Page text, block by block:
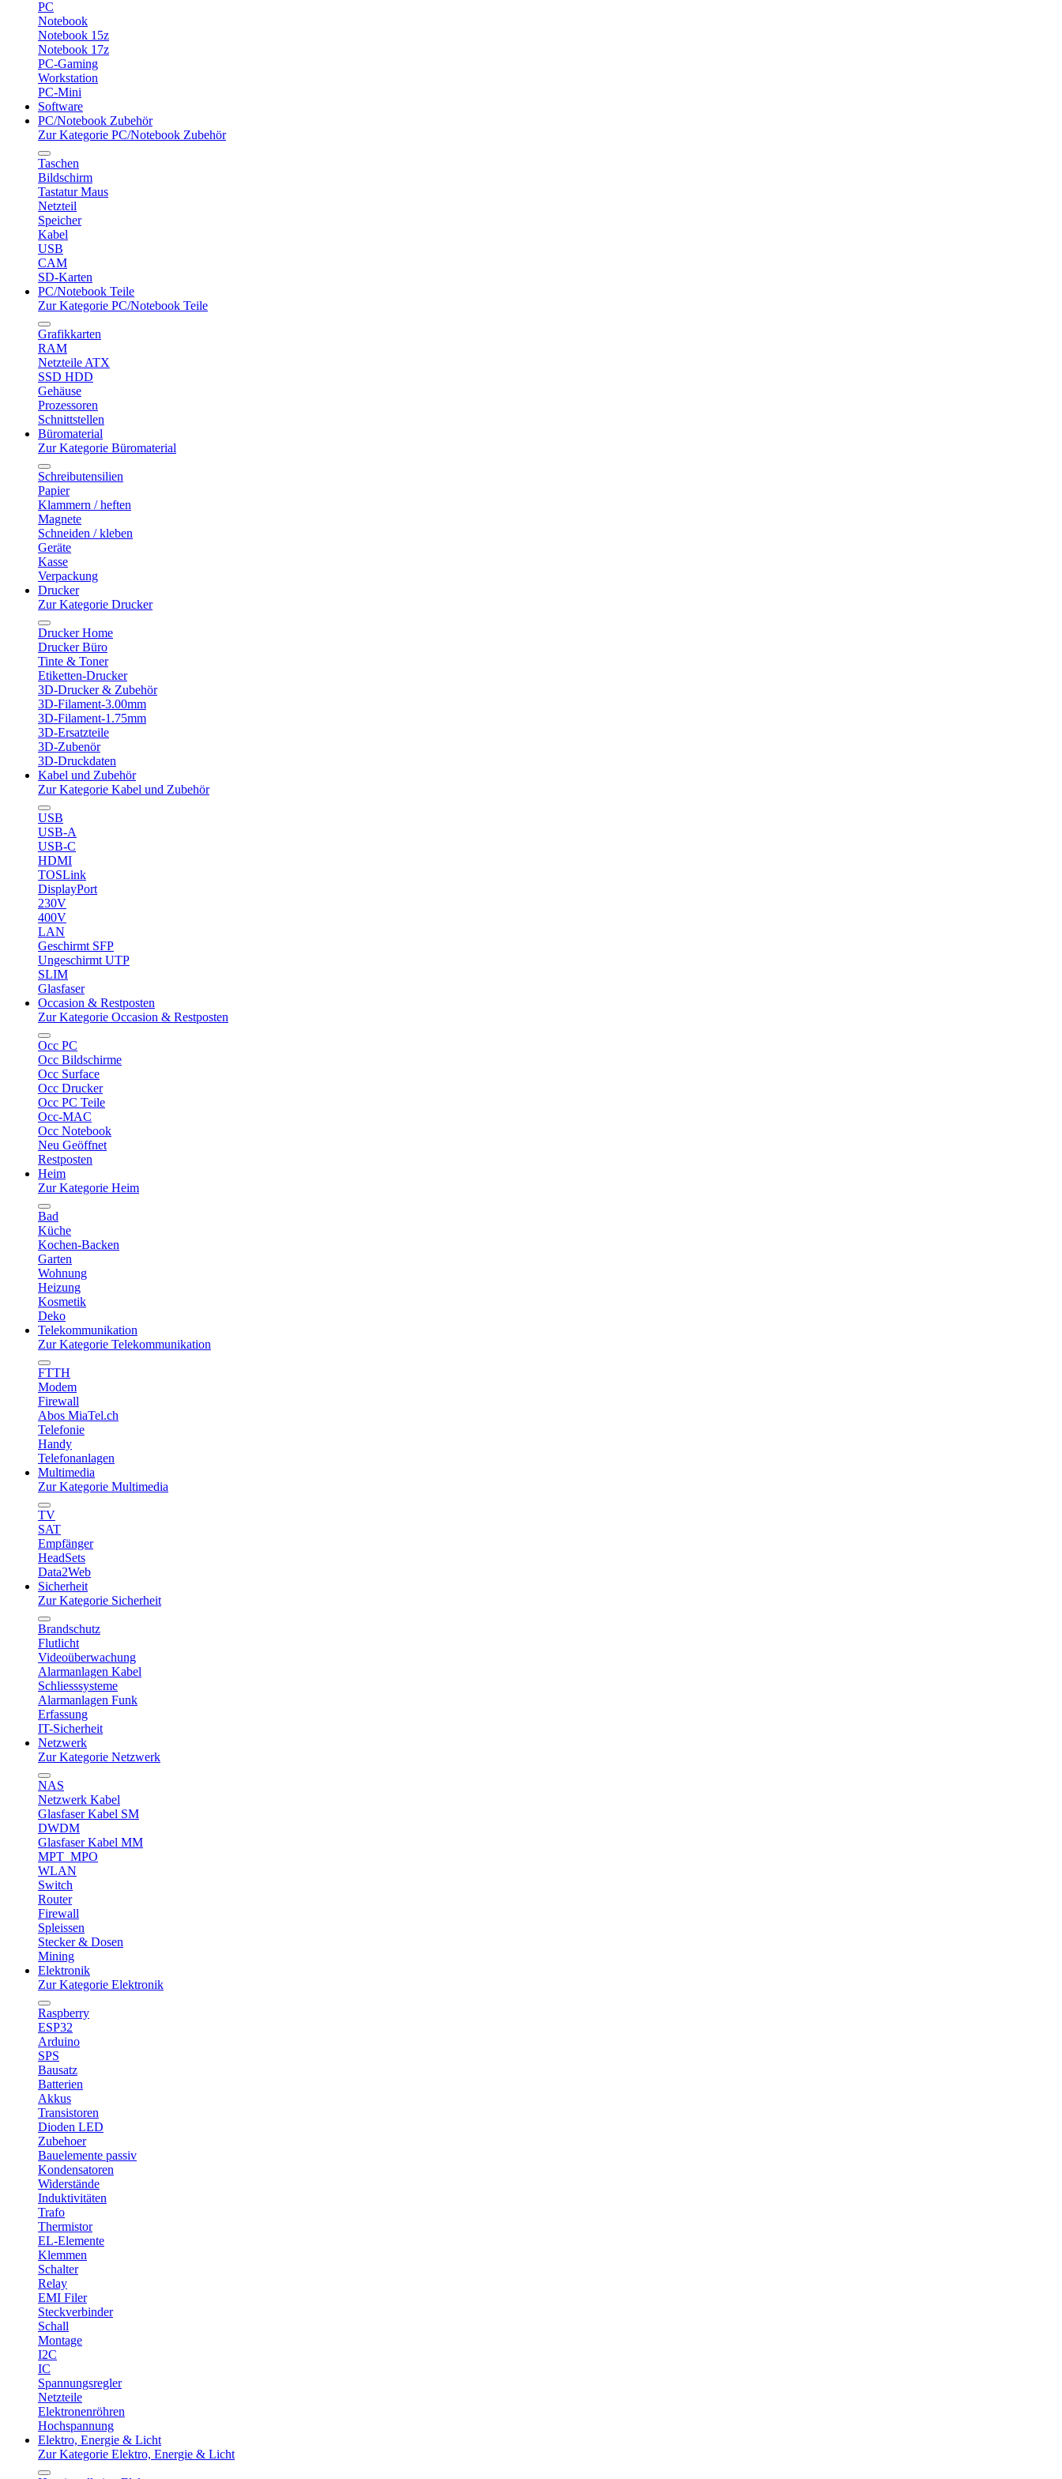
PC
Notebook
Notebook 15z
Notebook 17z
PC-Gaming
Workstation
PC-Mini
Software
PC/Notebook Zubehör
Zur Kategorie PC/Notebook Zubehör
Taschen
Bildschirm
Tastatur Maus
Netzteil
Speicher
Kabel
USB
CAM
SD-Karten
PC/Notebook Teile
Zur Kategorie PC/Notebook Teile
Grafikkarten
RAM
Netzteile ATX
SSD HDD
Gehäuse
Prozessoren
Schnittstellen
Büromaterial
Zur Kategorie Büromaterial
Schreibutensilien
Papier
Klammern / heften
Magnete
Schneiden / kleben
Geräte
Kasse
Verpackung
Drucker
Zur Kategorie Drucker
Drucker Home
Drucker Büro
Tinte & Toner
Etiketten-Drucker
3D-Drucker & Zubehör
3D-Filament-3.00mm
3D-Filament-1.75mm
3D-Ersatzteile
3D-Zubenör
3D-Druckdaten
Kabel und Zubehör
Zur Kategorie Kabel und Zubehör
USB
USB-A
USB-C
HDMI
TOSLink
DisplayPort
230V
400V
LAN
Geschirmt SFP
Ungeschirmt UTP
SLIM
Glasfaser
Occasion & Restposten
Zur Kategorie Occasion & Restposten
Occ PC
Occ Bildschirme
Occ Surface
Occ Drucker
Occ PC Teile
Occ-MAC
Occ Notebook
Neu Geöffnet
Restposten
Heim
Zur Kategorie Heim
Bad
Küche
Kochen-Backen
Garten
Wohnung
Heizung
Kosmetik
Deko
Telekommunikation
Zur Kategorie Telekommunikation
FTTH
Modem
Firewall
Abos MiaTel.ch
Telefonie
Handy
Telefonanlagen
Multimedia
Zur Kategorie Multimedia
TV
SAT
Empfänger
HeadSets
Data2Web
Sicherheit
Zur Kategorie Sicherheit
Brandschutz
Flutlicht
Videoüberwachung
Alarmanlagen Kabel
Schliesssysteme
Alarmanlagen Funk
Erfassung
IT-Sicherheit
Netzwerk
Zur Kategorie Netzwerk
NAS
Netzwerk Kabel
Glasfaser Kabel SM
DWDM
Glasfaser Kabel MM
MPT_MPO
WLAN
Switch
Router
Firewall
Spleissen
Stecker & Dosen
Mining
Elektronik
Zur Kategorie Elektronik
Raspberry
ESP32
Arduino
SPS
Bausatz
Batterien
Akkus
Transistoren
Dioden LED
Zubehoer
Bauelemente passiv
Kondensatoren
Widerstände
Induktivitäten
Trafo
Thermistor
EL-Elemente
Klemmen
Schalter
Relay
EMI Filer
Steckverbinder
Schall
Montage
I2C
IC
Spannungsregler
Netzteile
Elektronenröhren
Hochspannung
Elektro, Energie & Licht
Zur Kategorie Elektro, Energie & Licht